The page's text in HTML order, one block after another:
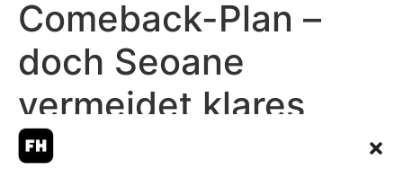
Comeback-Plan –
doch Seoane
vermeidet klares
Bekenntnis